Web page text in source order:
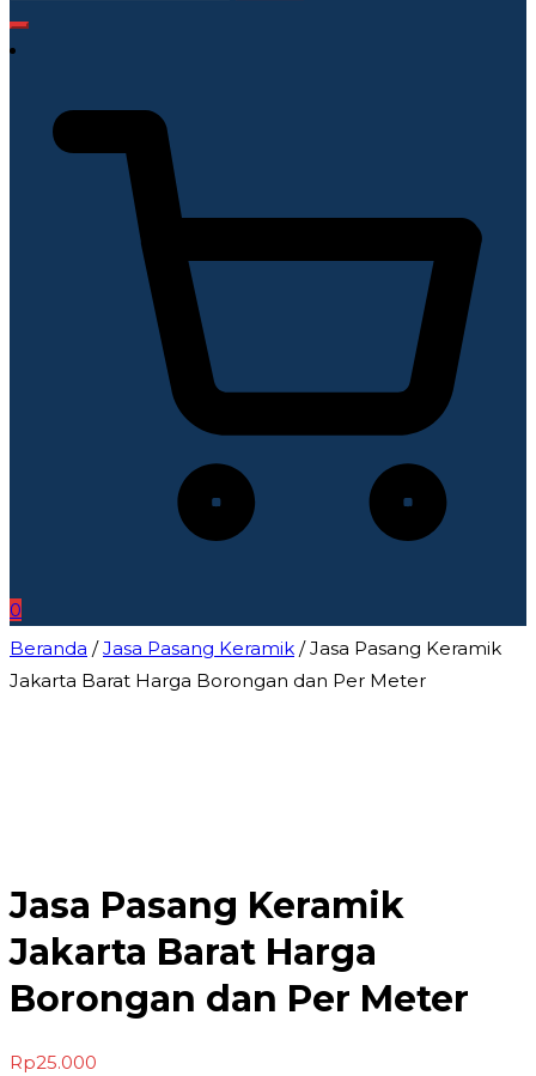
for:
0
Beranda /Jasa Pasang Keramik / Jasa Pasang Keramik
Jakarta Barat Harga Borongan dan Per Meter
Jasa Pasang Keramik
Jakarta Barat Harga
Borongan dan Per Meter
Rp25.000